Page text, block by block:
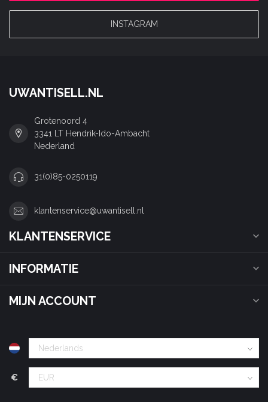
INSTAGRAM
UWANTISELL.NL
Grotenoord 4
3341 LT Hendrik-Ido-Ambacht
Nederland
31(0)85-0250119
klantenservice@uwantisell.nl
KLANTENSERVICE
INFORMATIE
MIJN ACCOUNT
€